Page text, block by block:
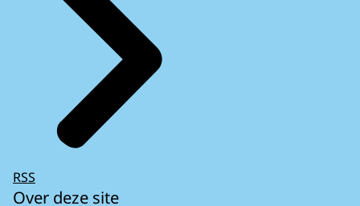
RSS
Over deze site